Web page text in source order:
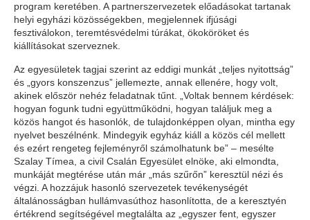
program keretében. A partnerszervezetek előadásokat tartanak
helyi egyházi közösségekben, megjelennek ifjúsági
fesztiválokon, teremtésvédelmi túrákat, ökoköröket és
kiállításokat szerveznek.
Az egyesületek tagjai szerint az eddigi munkát „teljes nyitottság”
és „gyors konszenzus” jellemezte, annak ellenére, hogy volt,
akinek először nehéz feladatnak tűnt. „Voltak bennem kérdések:
hogyan fogunk tudni együttműködni, hogyan találjuk meg a
közös hangot és hasonlók, de tulajdonképpen olyan, mintha egy
nyelvet beszélnénk. Mindegyik egyház kiáll a közös cél mellett
és ezért rengeteg fejleményről számolhatunk be” – mesélte
Szalay Tímea, a civil Csalán Egyesület elnöke, aki elmondta,
munkáját megtérése után már „más szűrőn” keresztül nézi és
végzi. A hozzájuk hasonló szervezetek tevékenységét
általánosságban hullámvasúthoz hasonlította, de a keresztyén
értékrend segítségével megtalálta az „egyszer fent, egyszer